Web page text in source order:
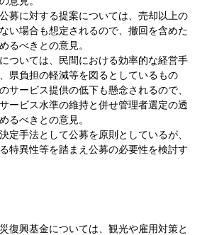
募に対する提案については、売却以上の
い場合も想定されるので、撤回を含めた
るべきとの意見。
ついては、民間における効率的な経営手
県負担の軽減等を図るとしているもの
サービス提供の低下も懸念されるので、
ービス水準の維持と併せ管理者選定の透
るべきとの意見。
定手法として公募を原則としているが、
特異性等を踏まえ公募の必要性を検討す
復興基金については、観光や雇用対策と